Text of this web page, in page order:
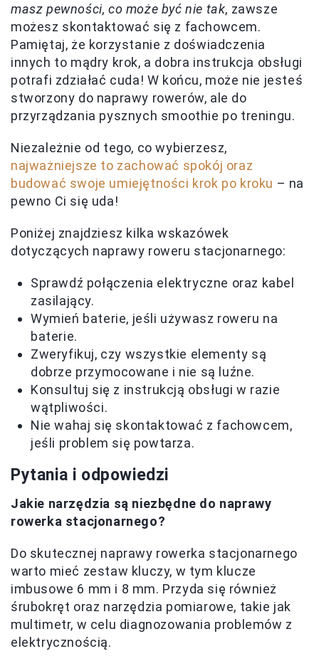
masz pewności, co może być nie tak, zawsze
możesz skontaktować się z fachowcem.
Pamiętaj, że korzystanie z doświadczenia
innych to mądry krok, a dobra instrukcja obsługi
potrafi zdziałać cuda! W końcu, może nie jesteś
stworzony do naprawy rowerów, ale do
przyrządzania pysznych smoothie po treningu.
Niezależnie od tego, co wybierzesz,
najważniejsze to zachować spokój oraz
budować swoje umiejętności krok po kroku – na
pewno Ci się uda!
Poniżej znajdziesz kilka wskazówek
dotyczących naprawy roweru stacjonarnego:
Sprawdź połączenia elektryczne oraz kabel
zasilający.
Wymień baterie, jeśli używasz roweru na
baterie.
Zweryfikuj, czy wszystkie elementy są
dobrze przymocowane i nie są luźne.
Konsultuj się z instrukcją obsługi w razie
wątpliwości.
Nie wahaj się skontaktować z fachowcem,
jeśli problem się powtarza.
Pytania i odpowiedzi
Jakie narzędzia są niezbędne do naprawy
rowerka stacjonarnego?
Do skutecznej naprawy rowerka stacjonarnego
warto mieć zestaw kluczy, w tym klucze
imbusowe 6 mm i 8 mm. Przyda się również
śrubokręt oraz narzędzia pomiarowe, takie jak
multimetr, w celu diagnozowania problemów z
elektrycznością.